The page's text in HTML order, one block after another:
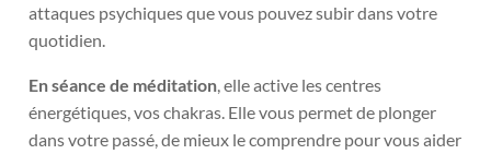
attaques psychiques que vous pouvez subir dans votre
quotidien.
En séance de méditation , elle active les centres
énergétiques, vos chakras. Elle vous permet de plonger
dans votre passé, de mieux le comprendre pour vous aider